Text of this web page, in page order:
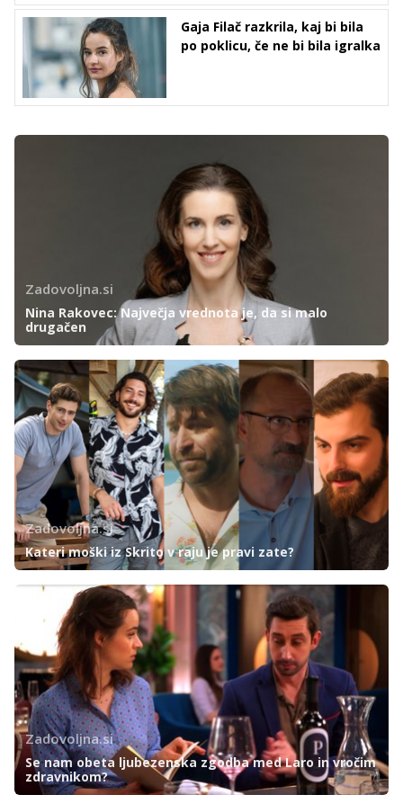
Gaja Filač razkrila, kaj bi bila
po poklicu, če ne bi bila igralka
Zadovoljna.si
Nina Rakovec: Največja vrednota je, da si malo
drugačen
Zadovoljna.si
Kateri moški iz Skrito v raju je pravi zate?
Zadovoljna.si
Se nam obeta ljubezenska zgodba med Laro in vročim
zdravnikom?